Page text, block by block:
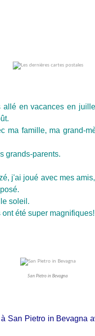
en vacances en
ma famille, ma grand-
grands-parents.
j'ai joué avec mes
soleil.
été super
San Pietro in Bevagna
San Pietro in Bevagna